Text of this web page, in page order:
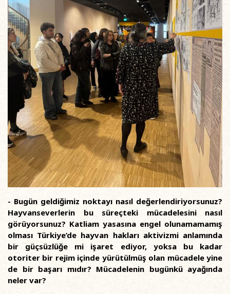
- Bugün geldiğimiz noktayı nasıl değerlendiriyorsunuz?
Hayvanseverlerin bu süreçteki mücadelesini nasıl
görüyorsunuz? Katliam yasasına engel olunamamamış
olması Türkiye’de hayvan hakları aktivizmi anlamında
bir güçsüzlüğe mi işaret ediyor, yoksa bu kadar
otoriter bir rejim içinde yürütülmüş olan mücadele yine
de bir başarı mıdır? Mücadelenin bugünkü ayağında
neler var?